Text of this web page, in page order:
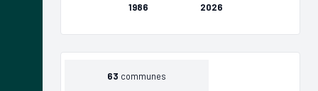
1986 2026
63 communes